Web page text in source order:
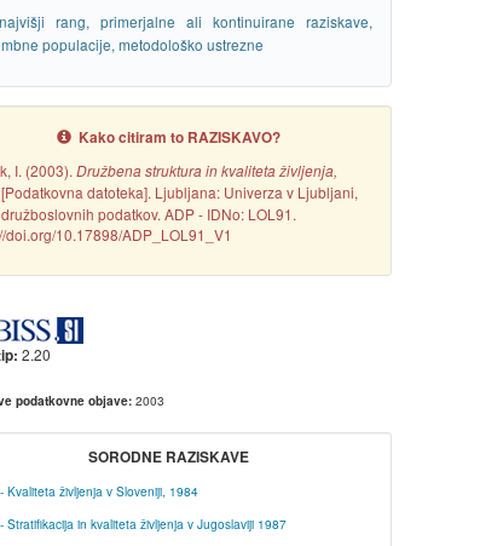
rang, primerjalne ali kontinuirane raziskave,
populacije, metodološko ustrezne
Kako citiram to RAZISKAVO?
I. (2003). Družbena struktura in kvaliteta življenja,
[Podatkovna datoteka]. Ljubljana: Univerza v Ljubljani,
podatkov. ADP - IDNo: LOL91.
doi.org/10.17898/ADP_LOL91_V1
2.20
podatkovne objave: 2003
SORODNE RAZISKAVE
Kvaliteta življenja v Sloveniji, 1984
Stratifikacija in kvaliteta življenja v Jugoslaviji 1987